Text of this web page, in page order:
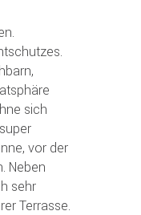
sich
vor der
Neben
sehr
Terrasse.